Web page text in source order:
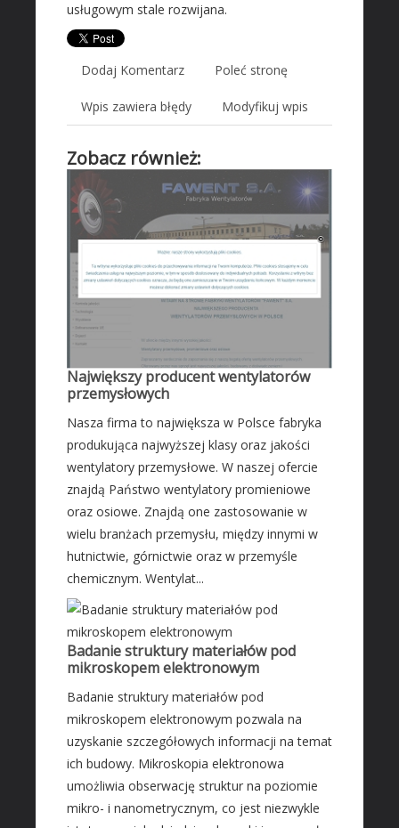
AUTO-MOTO
Transport
Części Samochodowe
Wynajem
Salony, Komisy
MARKETING
Agencje Reklamowe
Materiały Reklamowe
Inne Agencje
AKTYWNOŚĆ FIZYCZNA
Imprezy Integracyjne
PRZEMYSŁ
Informatyczne
Restauracje, Catering
Fotografia
Adwokaci, Porady Prawne
Ślub i Wesele
Sprzątanie, Porządkowanie
Serwis
Opieka
Inne Usługi
HOTELE
Hotele i Noclegi
Podróże
Wypoczynek
ZABIEGI
Dietetyka, Odchudzanie
Kosmetyki
usługowym stale rozwijana.
Dodaj Komentarz Poleć stronę
Wpis zawiera błędy Modyfikuj wpis
Zobacz również:
Największy producent wentylatorów
przemysłowych
Nasza firma to największa w Polsce fabryka
produkująca najwyższej klasy oraz jakości
wentylatory przemysłowe. W naszej ofercie
znajdą Państwo wentylatory promieniowe
oraz osiowe. Znajdą one zastosowanie w
wielu branżach przemysłu, między innymi w
hutnictwie, górnictwie oraz w przemyśle
chemicznym. Wentylat...
Badanie struktury materiałów pod
mikroskopem elektronowym
Badanie struktury materiałów pod
mikroskopem elektronowym pozwala na
uzyskanie szczegółowych informacji na temat
ich budowy. Mikroskopia elektronowa
umożliwia obserwację struktur na poziomie
mikro- i nanometrycznym, co jest niezwykle